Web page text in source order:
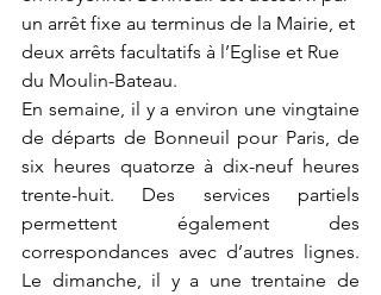
un arrêt fixe au terminus de la Mairie, et
deux arrêts facultatifs à l’Eglise et Rue
du Moulin-Bateau.
En semaine, il y a environ une vingtaine
de départs de Bonneuil pour Paris, de
six heures quatorze à dix-neuf heures
trente-huit. Des services partiels
permettent également des
correspondances avec d’autres lignes.
Le dimanche, il y a une trentaine de